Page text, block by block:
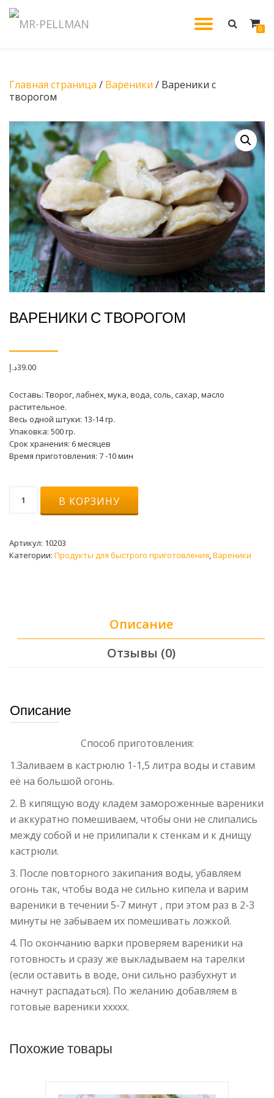
Перейти
0
Главная страница / Вареники / Вареники с
творогом
ВАРЕНИКИ С ТВОРОГОМ
39.00د.إ
Составь: Творог, лабнех, мука, вода, соль, сахар, масло
растительное.
Весь одной штуки: 13-14 гр.
Упаковка: 500 гр.
Срок хранения: 6 месяцев
Время приготовления: 7 -10 мин
товара
Вареники
творогом
В КОРЗИНУ
Артикул: 10203
Категории: Продукты для быстрого приготовления,Вареники
Описание
Отзывы (0)
Описание
Способ приготовления:
1.Заливаем в кастрюлю 1-1,5 литра воды и ставим
её на большой огонь.
2. В кипящую воду кладем замороженные вареники
и аккуратно помешиваем, чтобы они не слипались
между собой и не прилипали к стенкам и к днищу
кастрюли.
3. После повторного закипания воды, убавляем
огонь так, чтобы вода не сильно кипела и варим
вареники в течении 5-7 минут , при этом раз в 2-3
минуты не забываем их помешивать ложкой.
4. По окончанию варки проверяем вареники на
готовность и сразу же выкладываем на тарелки
(если оставить в воде, они сильно разбухнут и
начнут распадаться). По желанию добавляем в
готовые вареники ххххх.
Похожие товары